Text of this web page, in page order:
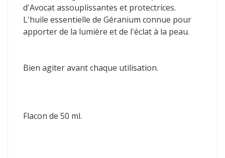
d'Avocat assouplissantes et protectrices.
L'huile essentielle de Géranium connue pour
apporter de la lumière et de l'éclat à la peau.
Bien agiter avant chaque utilisation.
Flacon de 50 ml.